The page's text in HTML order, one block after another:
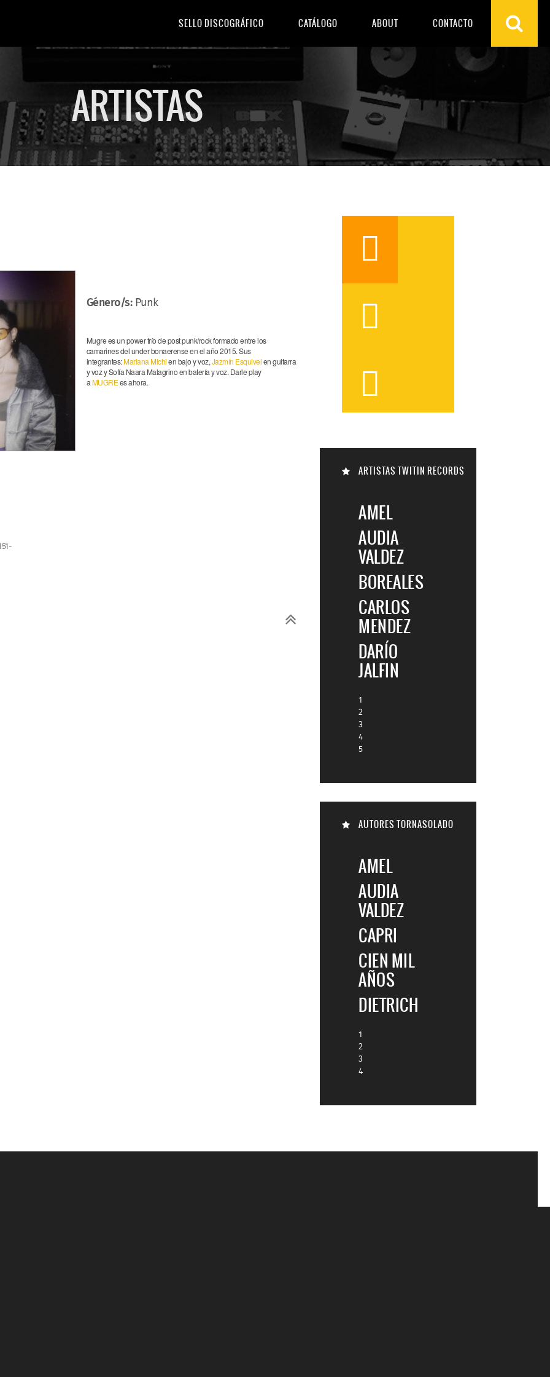
SELLO DISCOGRÁFICO CATÁLOGO ABOUT CONTACTO
ARTISTAS
Género/s: Punk
Mugre es un power trío de post punk/rock formado entre los
camarines del under bonaerense en el año 2015. Sus
integrantes:Mariana Michien bajo y voz,Jazmín Esquivelen guitarra
y voz y Sofía Naara Malagrino en batería y voz. Darle play
aMUGREes ahora.





ARTISTAS TWITIN RECORDS
AMEL
AUDIA
VALDEZ
BOREALES
CARLOS
MENDEZ
DARÍO
JALFIN
1
2
3
4
5
AUTORES TORNASOLADO
AMEL
AUDIA
VALDEZ
CAPRI
CIEN MIL
AÑOS
DIETRICH
1
2
3
4